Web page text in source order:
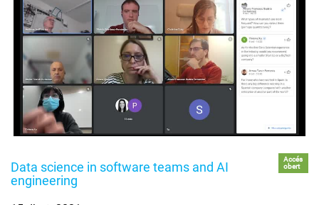
Data science in software teams and AI
engineering
Accés
obert